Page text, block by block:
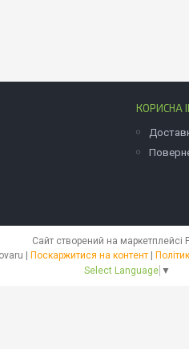
КОРИСНА
Сайт створений на маркетплейсі
Поскаржитися на контент
Select Language ▼